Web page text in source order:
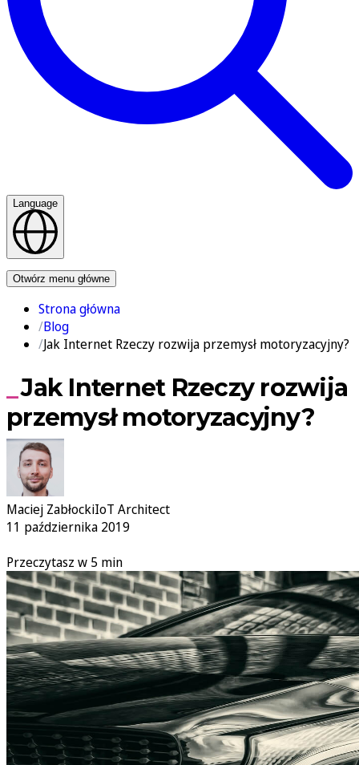
Language
Otwórz menu główne
Strona główna
Blog
Jak Internet Rzeczy rozwija przemysł motoryzacyjny?
Jak Internet Rzeczy rozwija
przemysł motoryzacyjny?
Maciej ZabłockiIoT Architect
11 października 2019
Przeczytasz w 5 min